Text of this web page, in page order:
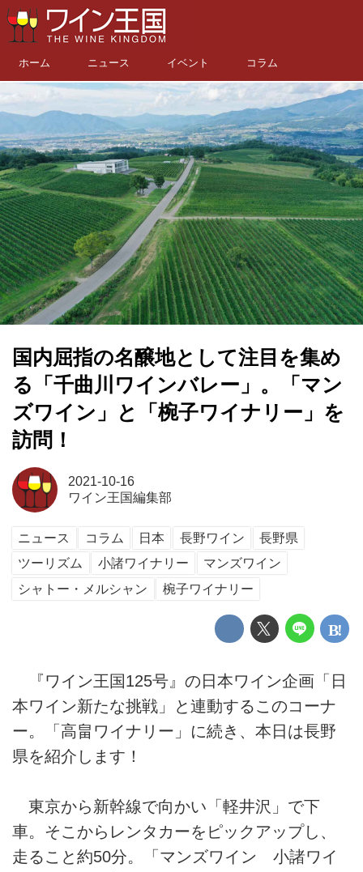
ホーム ニュース イベント コラム
国内屈指の名醸地として注目を集め
る「千曲川ワインバレー」。「マン
ズワイン」と「椀子ワイナリー」を
訪問！
2021-10-16
ワイン王国編集部
ニュース コラム 日本 長野ワイン
長野県
ツーリズム
小諸ワイナリー
マンズワイン
シャトー・メルシャン
椀子ワイナリー
『ワイン王国125号』の日本ワイン企画「日
本ワイン新たな挑戦」と連動するこのコーナ
ー。「高畠ワイナリー」に続き、本日は長野
県を紹介します！
東京から新幹線で向かい「軽井沢」で下
車。そこからレンタカーをピックアップし、
走ること約50分。「マンズワイン 小諸ワイ